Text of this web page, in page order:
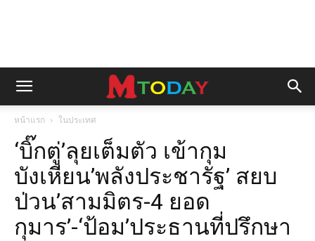
หน้าแรก ในประเทศ
‘บิ๊กตู่’ลุยเต็มตัว เข้ากุม
บังเหียน’พลังประชารัฐ’ สยบ
ป่วน’สามมิตร-4 ยอด
กุมาร’-‘ป้อม’ประธานที่ปรึกษา